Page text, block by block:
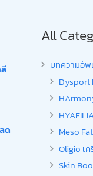
ด
All
บทความอัพ
Dysport
Meso
Oligio เ
Skin